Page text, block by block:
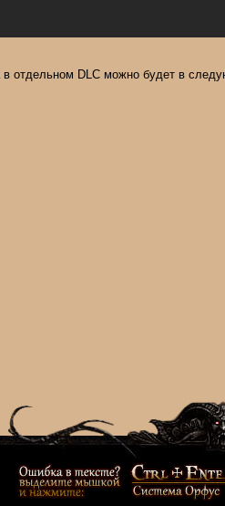
в отдельном DLC можно будет в